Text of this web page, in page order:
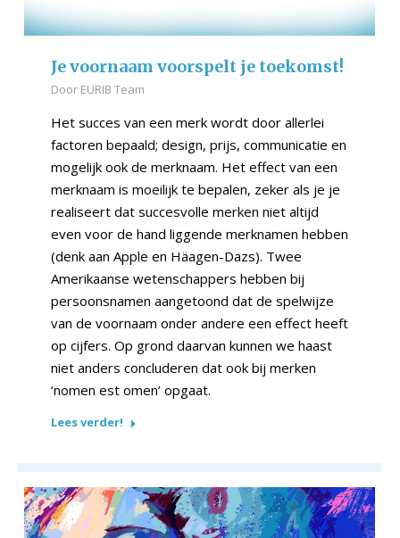
Je voornaam voorspelt je toekomst!
Door EURIB Team
Het succes van een merk wordt door allerlei
factoren bepaald; design, prijs, communicatie en
mogelijk ook de merknaam. Het effect van een
merknaam is moeilijk te bepalen, zeker als je je
realiseert dat succesvolle merken niet altijd
even voor de hand liggende merknamen hebben
(denk aan Apple en Häagen-Dazs). Twee
Amerikaanse wetenschappers hebben bij
persoonsnamen aangetoond dat de spelwijze
van de voornaam onder andere een effect heeft
op cijfers. Op grond daarvan kunnen we haast
niet anders concluderen dat ook bij merken
‘nomen est omen’ opgaat.
Lees verder!